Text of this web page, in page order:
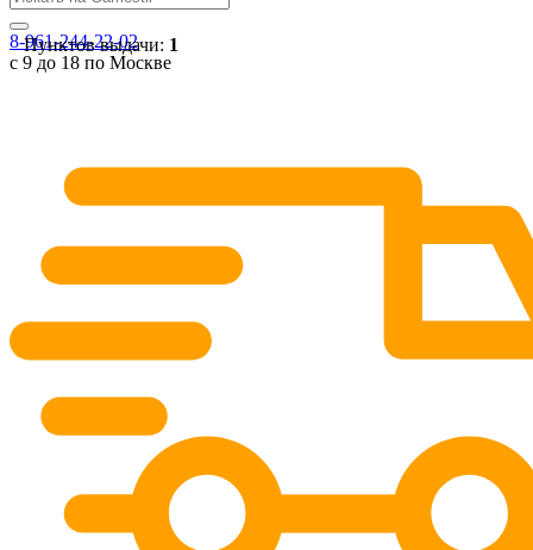
Пунктов выдачи: 1
8-961-244-22-02
с 9 до 18 по Москве